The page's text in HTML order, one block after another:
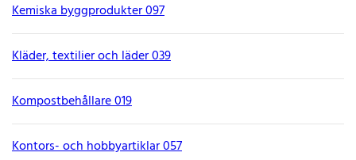
Kemiska byggprodukter 097
Kläder, textilier och läder 039
Kompostbehållare 019
Kontors- och hobbyartiklar 057